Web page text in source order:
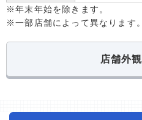
※年末年始を除きます。
※一部店舗によって異なります。
店舗外